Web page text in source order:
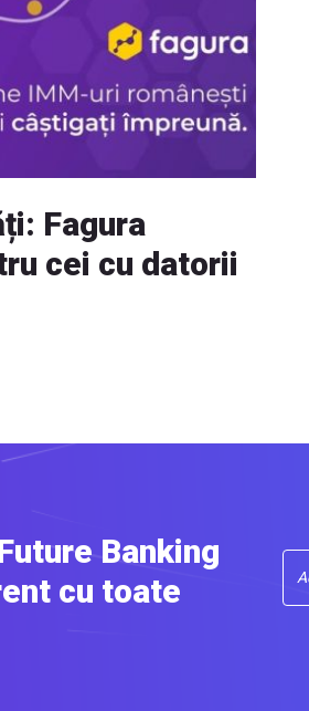
Fagura
cei cu datorii
Banking
cu toate